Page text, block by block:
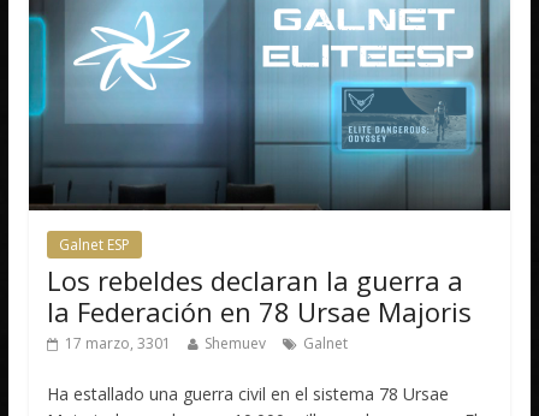
Galnet ESP
Los rebeldes declaran la guerra a
la Federación en 78 Ursae Majoris
17 marzo, 3301 Shemuev Galnet
Ha estallado una guerra civil en el sistema 78 Ursae